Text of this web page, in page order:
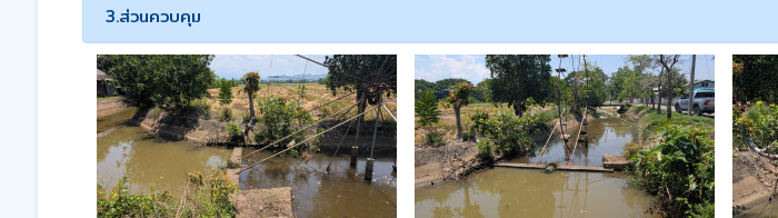
3.ส่วนควบคุม